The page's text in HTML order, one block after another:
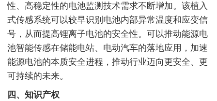
性、高稳定性的电池监测技术需求不断增加‌。该植入
式传感系统可以较早识别电池内部异常温度和应变信
号，从而提高锂离子电池的安全性。可以推动能源电
池智能传感在储能电站、电动汽车的落地应用，加速
能源电池的本质安全进程，推动行业迈向更安全、更
可持续的未来。
四、知识产权